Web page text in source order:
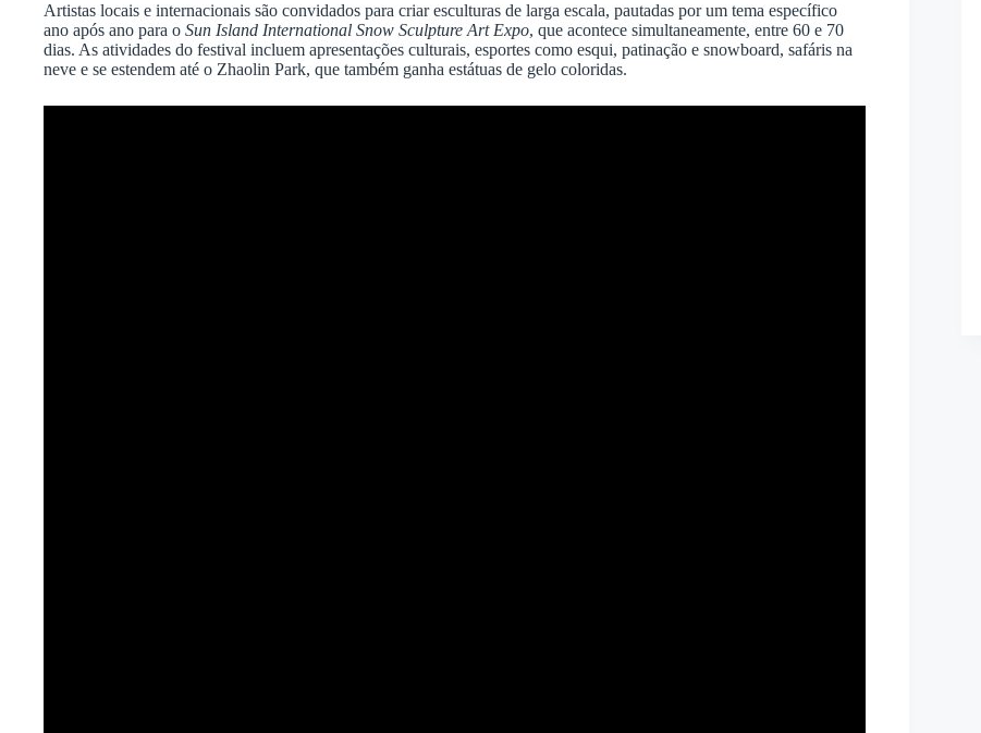
Artistas locais e internacionais são convidados para criar esculturas de larga escala, pautadas por um tema específico
ano após ano para o Sun Island International Snow Sculpture Art Expo, que acontece simultaneamente, entre 60 e 70
dias. As atividades do festival incluem apresentações culturais, esportes como esqui, patinação e snowboard, safáris na
neve e se estendem até o Zhaolin Park, que também ganha estátuas de gelo coloridas.